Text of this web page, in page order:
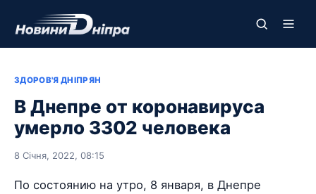
ЗДОРОВ'Я ДНІПРЯН
В Днепре от коронавируса
умерло 3302 человека
8 Січня, 2022, 08:15
По состоянию на утро, 8 января, в Днепре